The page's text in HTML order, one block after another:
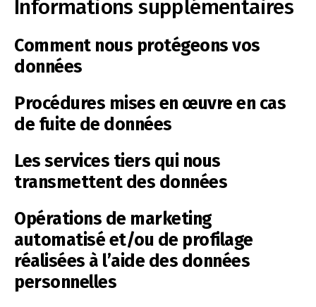
Informations supplémentaires
Comment nous protégeons vos
données
Procédures mises en œuvre en cas
de fuite de données
Les services tiers qui nous
transmettent des données
Opérations de marketing
automatisé et/ou de profilage
réalisées à l’aide des données
personnelles